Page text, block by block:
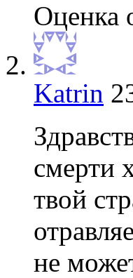
Оценка
Katrin
смерти
твой
не